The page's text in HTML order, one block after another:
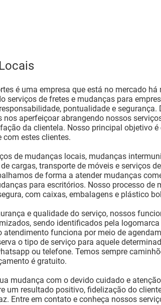
é uma empresa que está no mercado há
serviços de fretes e mudanças para
pontualidade e segurança.
nos aperfeiçoar abrangendo nossos
da clientela. Nosso principal objetivo é
com estes clientes.
de mudanças locais, mudanças
cargas, transporte de móveis e serviços de
de forma a atender mudanças
para escritórios. Nosso processo de
com caixas, embalagens e plástico
e qualidade do serviço, nossos
sendo identificados pela logomarca
atendimento funciona por meio de
o tipo de serviço para aquele
ou telefone. Temos sempre
é gratuito.
mudança com o devido cuidado e
um resultado positivo, fidelização do
Entre em contato e conheça nossos